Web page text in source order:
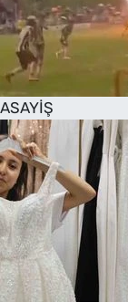
ASAYİŞ